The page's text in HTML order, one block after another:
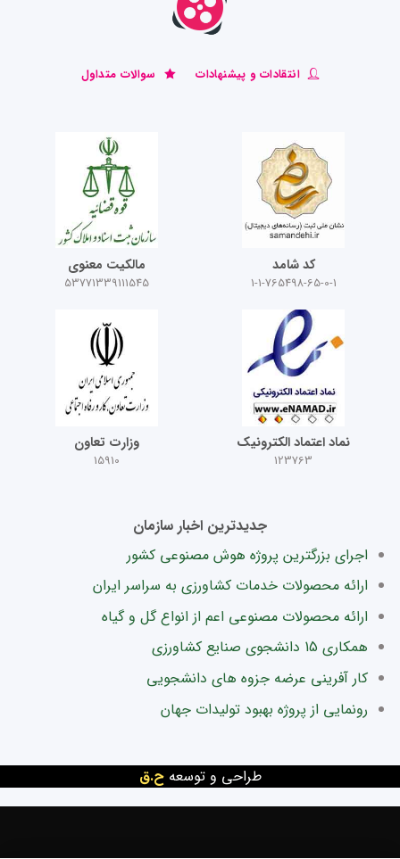
انتقادات و پیشنهادات سوالات متداول
کد شامد
1-1-765498-65-0-1
مالکیت معنوی
53771339111545
نماد اعتماد الکترونیک
123763
وزارت تعاون
15910
جدیدترین اخبار سازمان
اجرای بزرگترین پروژه هوش مصنوعی کشور
ارائه محصولات خدمات کشاورزی به سراسر ایران
ارائه محصولات مصنوعی اعم از انواع گل و گیاه
همکاری 15 دانشجوی صنایع کشاورزی
کار آفرینی عرضه جزوه های دانشجویی
رونمایی از پروژه بهبود تولیدات جهان
طراحی و توسعه ح.ق